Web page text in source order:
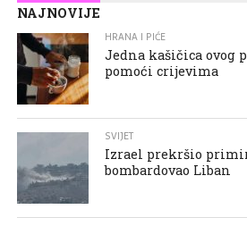
NAJNOVIJE
HRANA I PIĆE
Jedna kašičica ovog
pomoći crijevima
SVIJET
Izrael prekršio
bombardovao Liban